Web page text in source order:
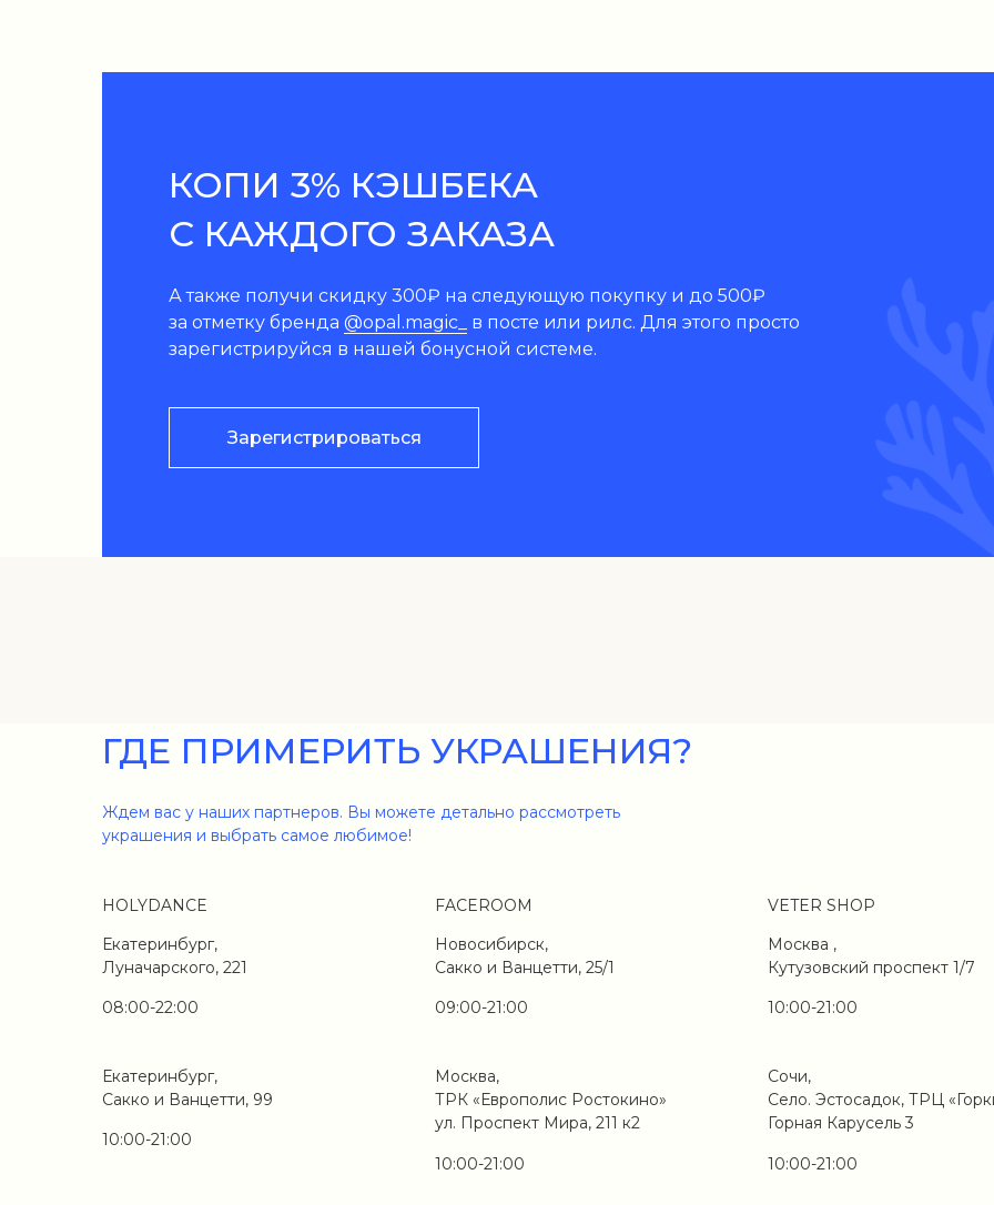
КОПИ 3% КЭШБЕКА
С КАЖДОГО ЗАКАЗА
Зарегистрироваться
А также получи скидку 300₽ на следующую покупку и до 500₽
за отметку бренда @opal.magic_
в посте или рилс. Для этого просто
зарегистрируйся в нашей бонусной системе.
ГДЕ ПРИМЕРИТЬ УКРАШЕНИЯ?
10:00-21:00
Сочи,
Село. Эстосадок, ТРЦ
Горная Карусель 3
10:00-21:00
Москва,
ТРК «Европолис Ростокино»
ул. Проспект Мира, 211 к2
Екатеринбург,
Луначарского, 221
HOLYDANCE
08:00-22:00
10:00-21:00
Екатеринбург,
Сакко и Ванцетти, 99
Ждем вас у наших партнеров. Вы можете детально рассмотреть
украшения и выбрать самое любимое!
FACEROOM
Новосибирск,
Сакко и Ванцетти, 25/1
09:00-21:00
VETER SHOP
Москва ,
Кутузовский проспект 1/7
10:00-21:00